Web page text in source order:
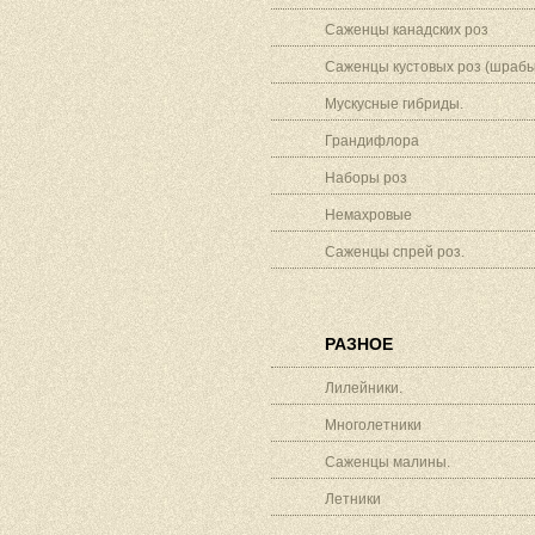
Саженцы канадских роз
Саженцы кустовых роз
Мускусные гибриды.
Грандифлора
Наборы роз
Немахровые
Саженцы спрей роз.
РАЗНОЕ
Лилейники.
Многолетники
Саженцы малины.
Летники